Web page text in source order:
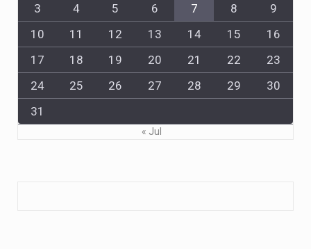
3
4 5 6 7 8
9
10
11 12 13 14 15
16
17
18 19 20 21 22
23
24
25 26 27 28 29
30
31
« Jul